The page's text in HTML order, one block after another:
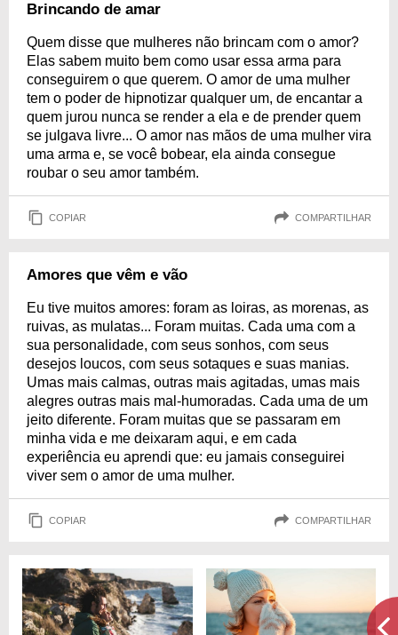
Brincando de amar
Quem disse que mulheres não brincam com o amor?
Elas sabem muito bem como usar essa arma para
conseguirem o que querem. O amor de uma mulher
tem o poder de hipnotizar qualquer um, de encantar a
quem jurou nunca se render a ela e de prender quem
se julgava livre... O amor nas mãos de uma mulher vira
uma arma e, se você bobear, ela ainda consegue
roubar o seu amor também.
COPIAR COMPARTILHAR
Amores que vêm e vão
Eu tive muitos amores: foram as loiras, as morenas, as
ruivas, as mulatas... Foram muitas. Cada uma com a
sua personalidade, com seus sonhos, com seus
desejos loucos, com seus sotaques e suas manias.
Umas mais calmas, outras mais agitadas, umas mais
alegres outras mais mal-humoradas. Cada uma de um
jeito diferente. Foram muitas que se passaram em
minha vida e me deixaram aqui, e em cada
experiência eu aprendi que: eu jamais conseguirei
viver sem o amor de uma mulher.
COPIAR COMPARTILHAR